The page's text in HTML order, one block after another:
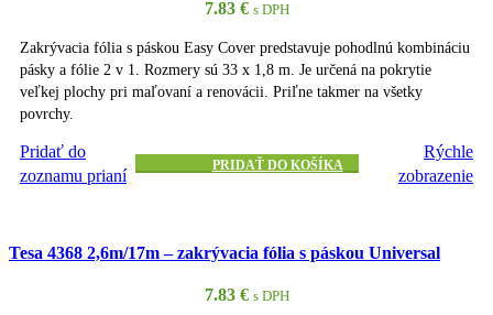
7.83 € s DPH
Zakrývacia fólia s páskou Easy Cover predstavuje pohodlnú kombináciu
pásky a fólie 2 v 1. Rozmery sú 33 x 1,8 m. Je určená na pokrytie
veľkej plochy pri maľovaní a renovácii. Priľne takmer na všetky
povrchy.
Pridať do
zoznamu prianí
PRIDAŤ DO KOŠÍKA
Rýchle
zobrazenie
Tesa 4368 2,6m/17m – zakrývacia fólia s páskou Universal
7.83 € s DPH